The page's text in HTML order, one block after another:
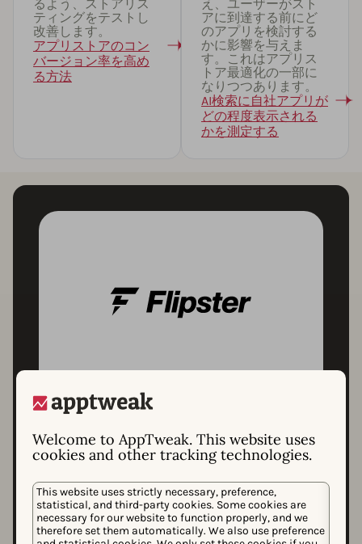
Welcome to AppTweak. This website uses
cookies and other tracking technologies.
This website uses strictly necessary, preference,
statistical, and third-party cookies. Some cookies are
necessary for our website to function properly, and we
therefore set them automatically. We also use preference
るよう、ストアリス
ティングをテストし
改善します。
アプリストアのコン
バージョン率を高め
る方法
え、ユーザーがスト
アに到達する前にど
のアプリを検討する
かに影響を与えま
す。これはアプリス
トア最適化の一部に
なりつつあります。
AI検索に自社アプリが
どの程度表示される
かを測定する
How Flipster achieved
an 88% growth in
organic downloads
thanks to ASO